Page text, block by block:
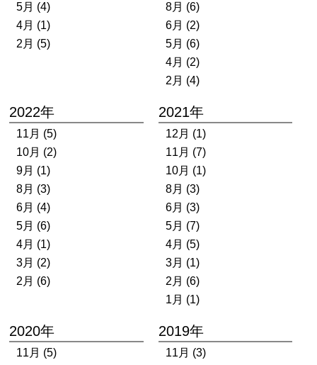
5月 (4)
4月 (1)
2月 (5)
8月 (6)
6月 (2)
5月 (6)
4月 (2)
2月 (4)
2022年
11月 (5)
10月 (2)
9月 (1)
8月 (3)
6月 (4)
5月 (6)
4月 (1)
3月 (2)
2月 (6)
2021年
12月 (1)
11月 (7)
10月 (1)
8月 (3)
6月 (3)
5月 (7)
4月 (5)
3月 (1)
2月 (6)
1月 (1)
2020年
11月 (5)
2019年
11月 (3)